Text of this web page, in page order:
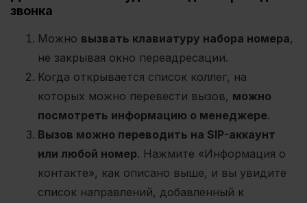
звонка
Можно вызвать клавиатуру набора номера,
не закрывая окно переадресации.
Когда открывается список коллег, на
которых можно перевести вызов, можно
посмотреть информацию о менеджере.
Вызов можно переводить на SIP-аккаунт
или любой номер. Нажмите «Информация о
контакте», как описано выше, и вы увидите
список направлений, добавленный к